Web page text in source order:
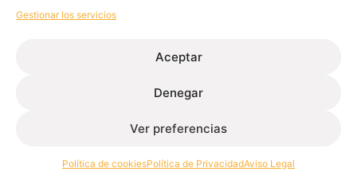
Gestionar los servicios
Aceptar
Denegar
Ver preferencias
Política de cookiesPolítica de PrivacidadAviso Legal
ventajas en la industria